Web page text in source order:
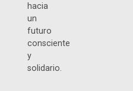
hacia
un
futuro
consciente
y
solidario.